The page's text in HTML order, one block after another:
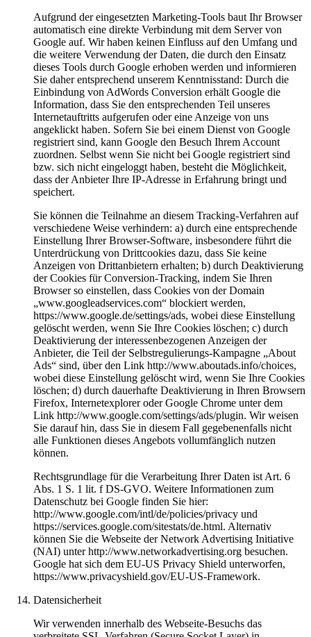
Aufgrund der eingesetzten Marketing-Tools baut Ihr Browser
automatisch eine direkte Verbindung mit dem Server von
Google auf. Wir haben keinen Einfluss auf den Umfang und
die weitere Verwendung der Daten, die durch den Einsatz
dieses Tools durch Google erhoben werden und informieren
Sie daher entsprechend unserem Kenntnisstand: Durch die
Einbindung von AdWords Conversion erhält Google die
Information, dass Sie den entsprechenden Teil unseres
Internetauftritts aufgerufen oder eine Anzeige von uns
angeklickt haben. Sofern Sie bei einem Dienst von Google
registriert sind, kann Google den Besuch Ihrem Account
zuordnen. Selbst wenn Sie nicht bei Google registriert sind
bzw. sich nicht eingeloggt haben, besteht die Möglichkeit,
dass der Anbieter Ihre IP-Adresse in Erfahrung bringt und
speichert.
Sie können die Teilnahme an diesem Tracking-Verfahren auf
verschiedene Weise verhindern: a) durch eine entsprechende
Einstellung Ihrer Browser-Software, insbesondere führt die
Unterdrückung von Drittcookies dazu, dass Sie keine
Anzeigen von Drittanbietern erhalten; b) durch Deaktivierung
der Cookies für Conversion-Tracking, indem Sie Ihren
Browser so einstellen, dass Cookies von der Domain
„www.googleadservices.com“ blockiert werden,
https://www.google.de/settings/ads, wobei diese Einstellung
gelöscht werden, wenn Sie Ihre Cookies löschen; c) durch
Deaktivierung der interessenbezogenen Anzeigen der
Anbieter, die Teil der Selbstregulierungs-Kampagne „About
Ads“ sind, über den Link http://www.aboutads.info/choices,
wobei diese Einstellung gelöscht wird, wenn Sie Ihre Cookies
löschen; d) durch dauerhafte Deaktivierung in Ihren Browsern
Firefox, Internetexplorer oder Google Chrome unter dem
Link http://www.google.com/settings/ads/plugin. Wir weisen
Sie darauf hin, dass Sie in diesem Fall gegebenenfalls nicht
alle Funktionen dieses Angebots vollumfänglich nutzen
können.
Rechtsgrundlage für die Verarbeitung Ihrer Daten ist Art. 6
Abs. 1 S. 1 lit. f DS-GVO. Weitere Informationen zum
Datenschutz bei Google finden Sie hier:
http://www.google.com/intl/de/policies/privacy und
https://services.google.com/sitestats/de.html. Alternativ
können Sie die Webseite der Network Advertising Initiative
(NAI) unter http://www.networkadvertising.org besuchen.
Google hat sich dem EU-US Privacy Shield unterworfen,
https://www.privacyshield.gov/EU-US-Framework.
Datensicherheit
Wir verwenden innerhalb des Webseite-Besuchs das